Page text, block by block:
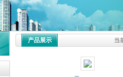
产品展示 当